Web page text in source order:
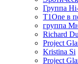
Группа
T1One в
группа
Richard
Project
Kristina Si
Project